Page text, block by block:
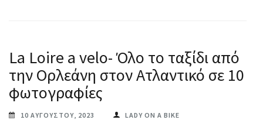
La Loire a velo- Όλο το ταξίδι από
την Ορλεάνη στον Ατλαντικό σε 10
φωτογραφίες
10 ΑΥΓΟΎΣΤΟΥ, 2023 LADY ON A BIKE